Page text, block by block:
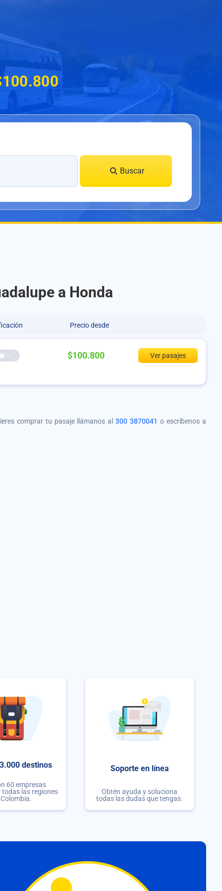
Buscar
a Honda
Precio desde
-- $100.800 Ver pasajes
comprar tu pasaje llámanos al300 3870041 o escríbenos a
destinos
60 empresas
todas las regiones
Soporte en línea
Obtén ayuda y soluciona
todas las dudas que tengas.